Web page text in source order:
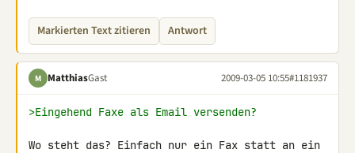
Markierten Text zitieren Antwort
M MatthiasGast 2009-03-05 10:55#1181937
>Eingehend Faxe als Email versenden?
Wo steht das? Einfach nur ein Fax statt an ein